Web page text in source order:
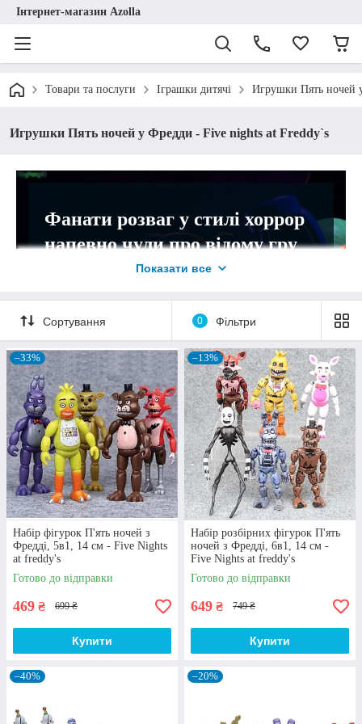
Інтернет-магазин Azolla
Товари та послуги Іграшки дитячі Игрушки Пять ночей
Игрушки Пять ночей у Фредди - Five nights at Freddy`s
Фанати розваг у стилі хоррор
напевно чули про відому гру
Five Nights at Freddy's.
У каталозі компанії "Azolla" є чимало
моделей, що стилізовані під аніматроніків
– роботизованих гейм-персонажів.
Купуйте самобутні іграшки п’ять ночей у фредді в
нашій онлайн-крамниці за оптимальною ціною. На
сайті можна знайти різнопланові тематичні забавки та
фігурки, що можуть стати ще одним цікавим
екземпляром у колекції.
Перейти до вибору
Особливості іграшки п’ять ночей у фредді з
каталогу компанії "Azolla"
Показати все
Сортування 0 Фільтри
–33%
Набір фігурок П'ять ночей з
Фредді, 5в1, 14 см - Five Nights
at freddy's
Готово до відправки
469 ₴ 699 ₴
Купити
–13%
Набір розбірних фігурок П'ять
ночей з Фредді, 6в1, 14 см -
Five Nights at freddy's
Готово до відправки
649 ₴ 749 ₴
Купити
–40% –20%